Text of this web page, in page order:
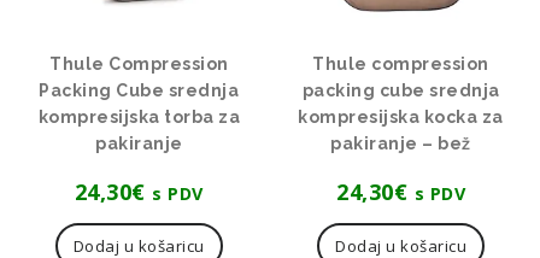
Thule Compression
Packing Cube srednja
kompresijska torba za
pakiranje
24,30€ s PDV
Dodaj u košaricu
Thule compression
packing cube srednja
kompresijska kocka za
pakiranje – bež
24,30€ s PDV
Dodaj u košaricu